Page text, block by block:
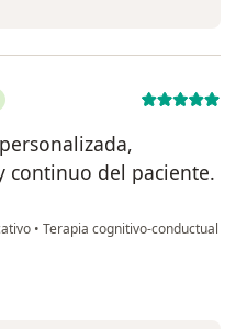
continuo del paciente.
• Terapia cognitivo-conductual